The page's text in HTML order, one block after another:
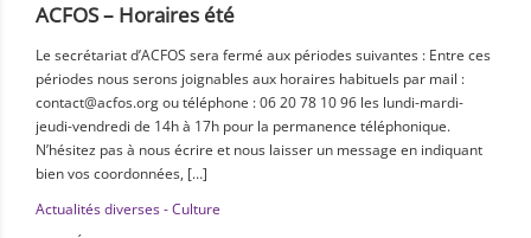
ACFOS – Horaires été
Le secrétariat d’ACFOS sera fermé aux périodes suivantes : Entre ces
périodes nous serons joignables aux horaires habituels par mail :
contact@acfos.org ou téléphone : 06 20 78 10 96 les lundi-mardi-
jeudi-vendredi de 14h à 17h pour la permanence téléphonique.
N’hésitez pas à nous écrire et nous laisser un message en indiquant
bien vos coordonnées, […]
Actualités diverses - Culture